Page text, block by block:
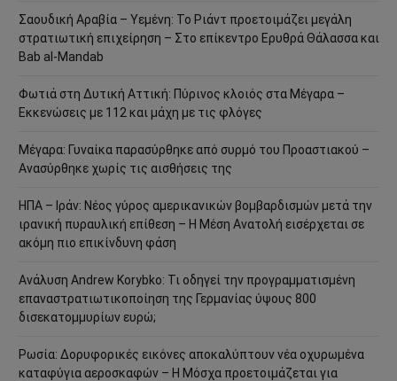
Σαουδική Αραβία – Υεμένη: Το Ριάντ προετοιμάζει μεγάλη
στρατιωτική επιχείρηση – Στο επίκεντρο Ερυθρά Θάλασσα και
Bab al-Mandab
Φωτιά στη Δυτική Αττική: Πύρινος κλοιός στα Μέγαρα –
Εκκενώσεις με 112 και μάχη με τις φλόγες
Μέγαρα: Γυναίκα παρασύρθηκε από συρμό του Προαστιακού –
Ανασύρθηκε χωρίς τις αισθήσεις της
ΗΠΑ – Ιράν: Νέος γύρος αμερικανικών βομβαρδισμών μετά την
ιρανική πυραυλική επίθεση – Η Μέση Ανατολή εισέρχεται σε
ακόμη πιο επικίνδυνη φάση
Ανάλυση Andrew Korybko: Τι οδηγεί την προγραμματισμένη
επαναστρατιωτικοποίηση της Γερμανίας ύψους 800
δισεκατομμυρίων ευρώ;
Ρωσία: Δορυφορικές εικόνες αποκαλύπτουν νέα οχυρωμένα
καταφύγια αεροσκαφών – Η Μόσχα προετοιμάζεται για